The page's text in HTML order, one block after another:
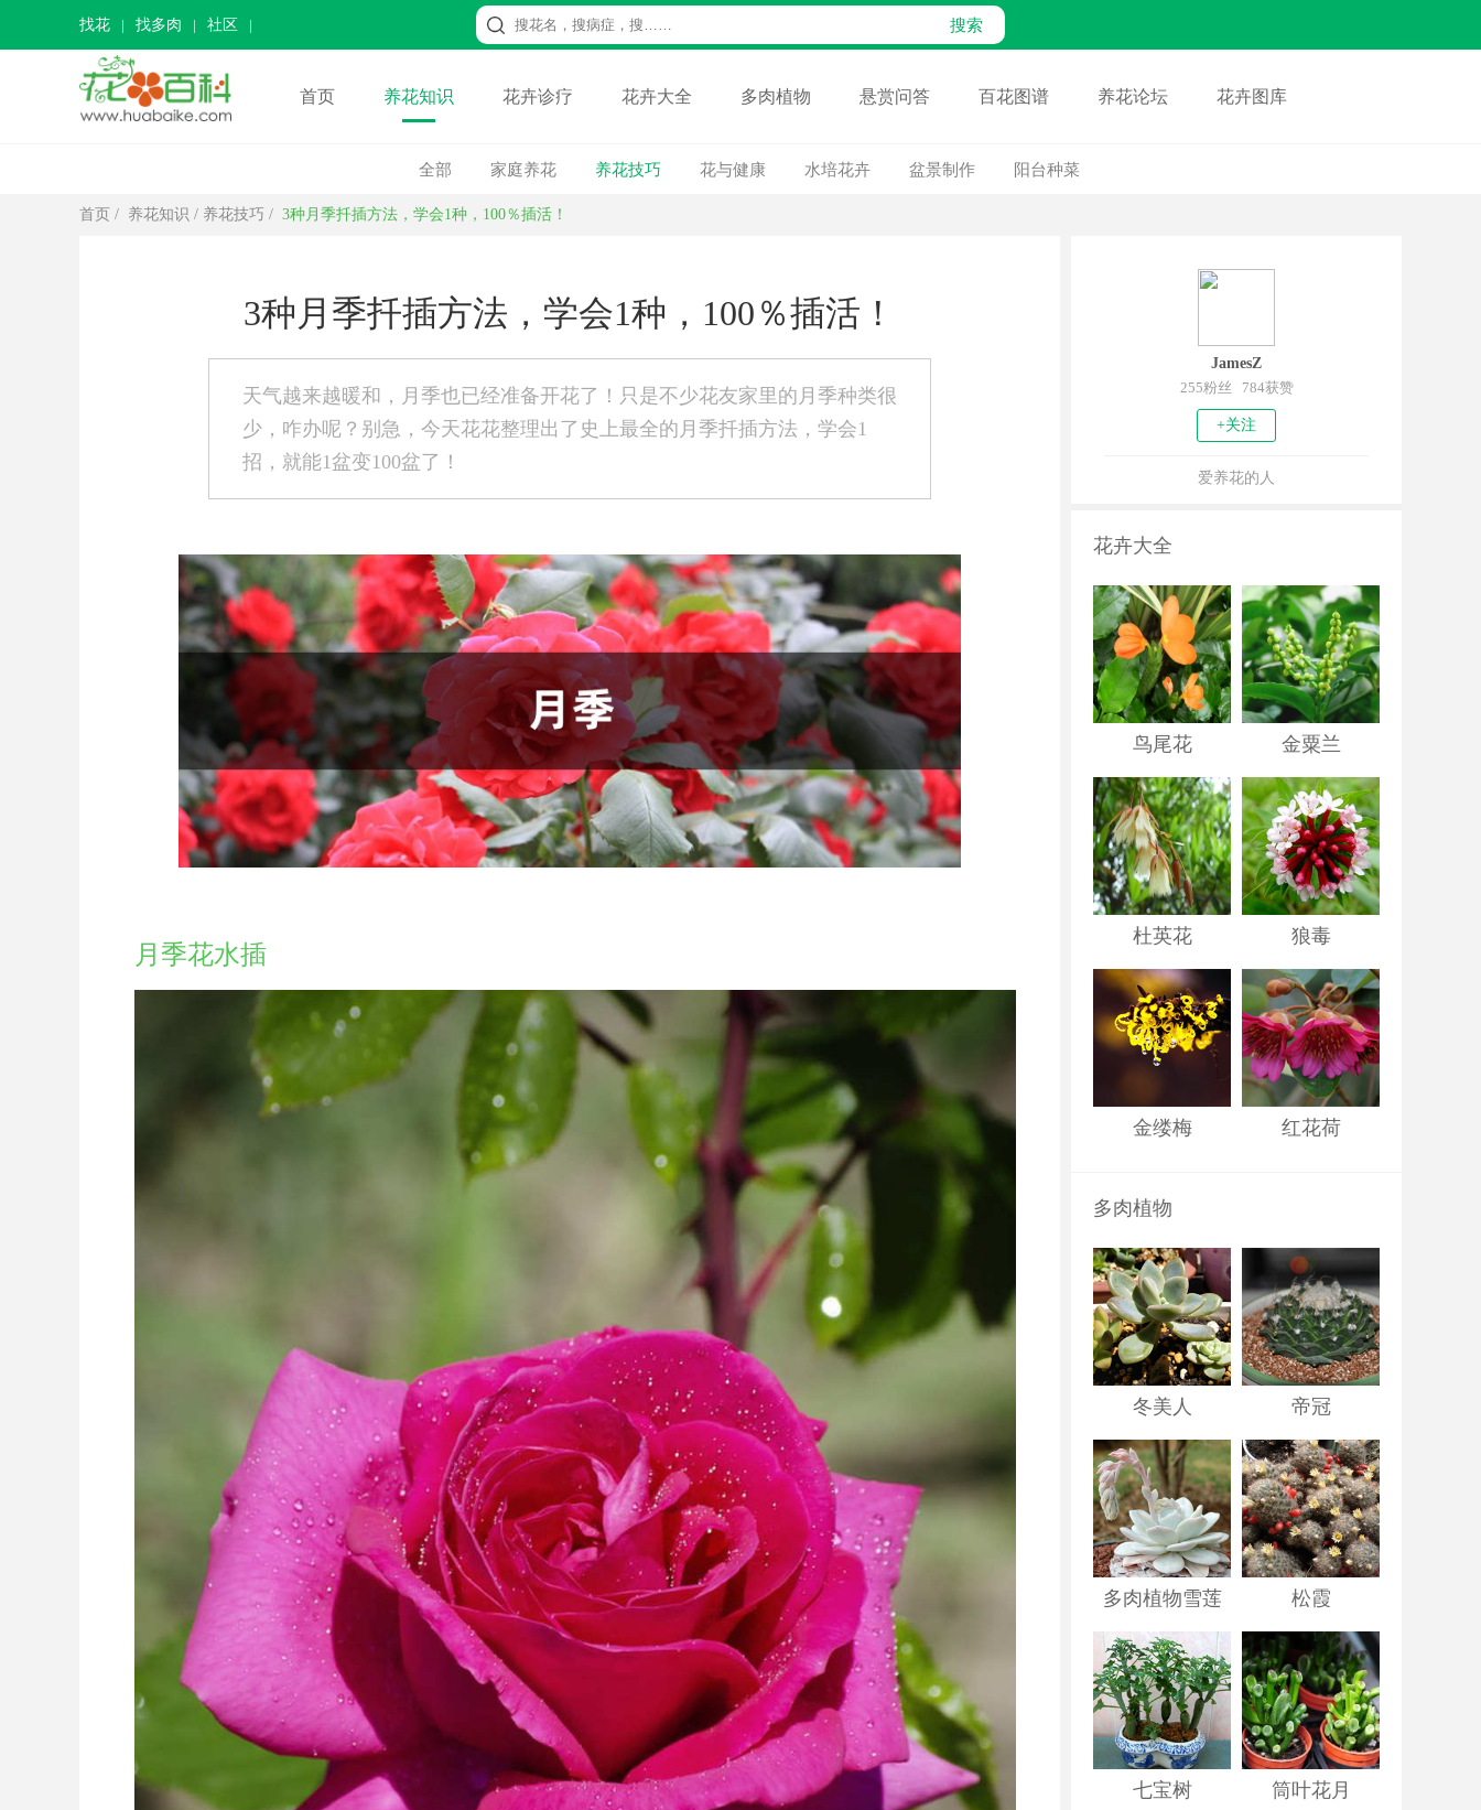
找花 找多肉 社区
首页 养花知识 花卉诊疗 花卉大全 多肉植物 悬赏问答 百花图谱 养花论坛 花卉图库
全部 家庭养花 养花技巧 花与健康 水培花卉 盆景制作 阳台种菜
首页 / 养花知识 / 养花技巧 / 3种月季扦插方法，学会1种，100％插活！
3种月季扦插方法，学会1种，100％插活！
天气越来越暖和，月季也已经准备开花了！只是不少花友家里的月季种类很
少，咋办呢？别急，今天花花整理出了史上最全的月季扦插方法，学会1
招，就能1盆变100盆了！
月季花水插
JamesZ
255粉丝 784获赞
+关注
爱养花的人
花卉大全
鸟尾花 金粟兰
杜英花 狼毒
金缕梅 红花荷
多肉植物
冬美人 帝冠
多肉植物雪莲 松霞
七宝树 筒叶花月